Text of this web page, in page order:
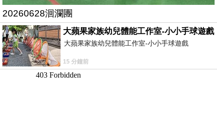
20260628洄瀾團
大蘋果家族幼兒體能工作室-小小手球遊戲
大蘋果家族幼兒體能工作室-小小手球遊戲
15 分鐘前